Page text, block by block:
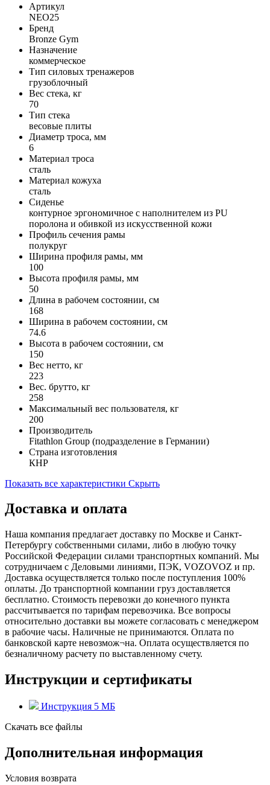
Артикул
NEO25
Бренд
Bronze Gym
Назначение
коммерческое
Тип силовых тренажеров
грузоблочный
Вес стека, кг
70
Тип стека
весовые плиты
Диаметр троса, мм
6
Материал троса
сталь
Материал кожуха
сталь
Сиденье
контурное эргономичное с наполнителем из PU
поролона и обивкой из искусственной кожи
Профиль сечения рамы
полукруг
Ширина профиля рамы, мм
100
Высота профиля рамы, мм
50
Длина в рабочем состоянии, см
168
Ширина в рабочем состоянии, см
74.6
Высота в рабочем состоянии, см
150
Вес нетто, кг
223
Вес. брутто, кг
258
Максимальный вес пользователя, кг
200
Производитель
Fitathlon Group (подразделение в Германии)
Страна изготовления
КНР
Показать все характеристики Скрыть
Доставка и оплата
Наша компания предлагает доставку по Москве и Санкт-
Петербургу собственными силами, либо в любую точку
Российской Федерации силами транспортных компаний. Мы
сотрудничаем с Деловыми линиями, ПЭК, VOZOVOZ и пр.
Доставка осуществляется только после поступления 100%
оплаты. До транспортной компании груз доставляется
бесплатно. Стоимость перевозки до конечного пункта
рассчитывается по тарифам перевозчика. Все вопросы
относительно доставки вы можете согласовать с менеджером
в рабочие часы. Наличные не принимаются. Оплата по
банковской карте невозмож¬на. Оплата осуществляется по
безналичному расчету по выставленному счету.
Инструкции и сертификаты
Инструкция 5 MБ
Скачать все файлы
Дополнительная информация
Условия возврата